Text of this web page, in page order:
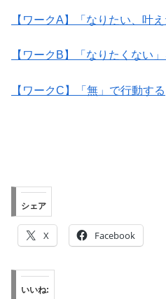
【ワークA】「なりたい、叶
【ワークB】「なりたくない
【ワークC】「無」で行動する
シェア
X Facebook
いいね: